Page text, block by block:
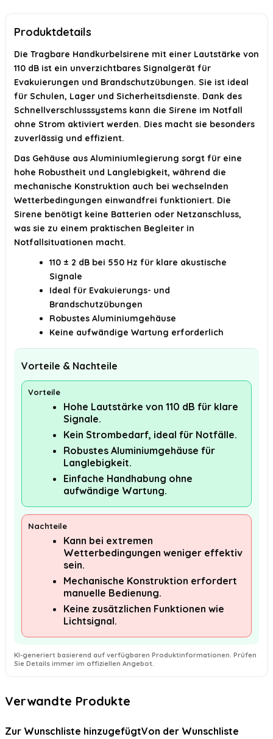
KI-generiert aus verfügbaren Produktinformationen. Prüfen Sie Details
Produktdetails
Die Tragbare Handkurbelsirene mit einer Lautstärke von
110 dB ist ein unverzichtbares Signalgerät für
Evakuierungen und Brandschutzübungen. Sie ist ideal
für Schulen, Lager und Sicherheitsdienste. Dank des
Schnellverschlusssystems kann die Sirene im Notfall
ohne Strom aktiviert werden. Dies macht sie besonders
zuverlässig und effizient.
Das Gehäuse aus Aluminiumlegierung sorgt für eine
hohe Robustheit und Langlebigkeit, während die
mechanische Konstruktion auch bei wechselnden
Wetterbedingungen einwandfrei funktioniert. Die
Sirene benötigt keine Batterien oder Netzanschluss,
was sie zu einem praktischen Begleiter in
Notfallsituationen macht.
110 ± 2 dB bei 550 Hz für klare akustische
Signale
Ideal für Evakuierungs- und
Brandschutzübungen
Robustes Aluminiumgehäuse
Keine aufwändige Wartung erforderlich
Vorteile & Nachteile
Vorteile
Hohe Lautstärke von 110 dB für klare
Signale.
Kein Strombedarf, ideal für Notfälle.
Robustes Aluminiumgehäuse für
Langlebigkeit.
Einfache Handhabung ohne
aufwändige Wartung.
Nachteile
Kann bei extremen
Wetterbedingungen weniger effektiv
sein.
Mechanische Konstruktion erfordert
manuelle Bedienung.
Keine zusätzlichen Funktionen wie
Lichtsignal.
KI-generiert basierend auf verfügbaren Produktinformationen. Prüfen
Sie Details immer im offiziellen Angebot.
Verwandte Produkte
Zur Wunschliste hinzugefügtVon der Wunschliste